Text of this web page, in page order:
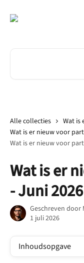
Alle collecties
Wat is
Wat is er nieuw voor
Wat is er nieuw voor
Wat is er
- Juni 2026
Geschreven door
1 juli 2026
Inhoudsopgave